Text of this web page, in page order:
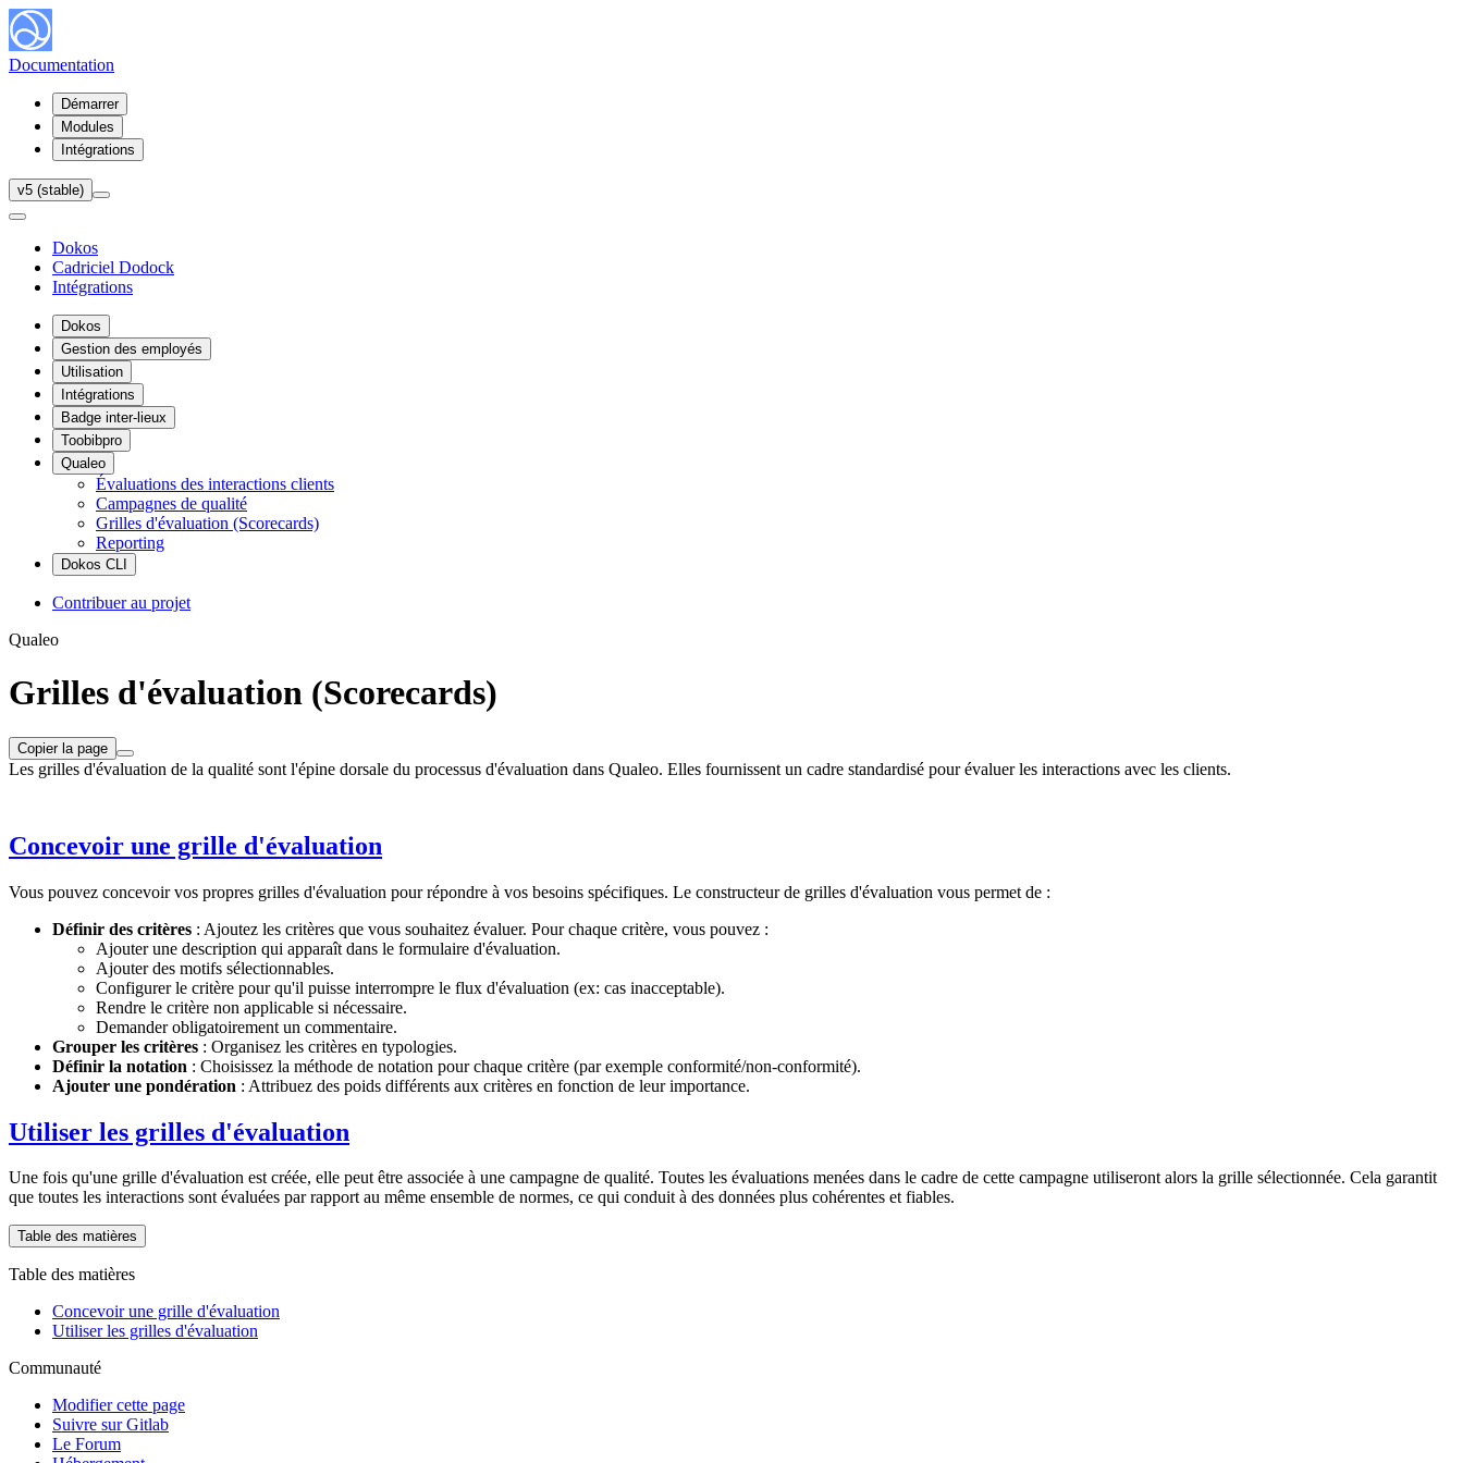
Documentation
Démarrer
Modules
Intégrations
v5 (stable)
Dokos
Cadriciel Dodock
Intégrations
Dokos
Gestion des employés
Utilisation
Intégrations
Badge inter-lieux
Toobibpro
Qualeo
Évaluations des interactions clients
Campagnes de qualité
Grilles d'évaluation (Scorecards)
Reporting
Dokos CLI
Contribuer au projet
Qualeo
Grilles d'évaluation (Scorecards)
Copier la page
Les grilles d'évaluation de la qualité sont l'épine dorsale du processus d'évaluation dans Qualeo. Elles fournissent un cadre standardisé pour évaluer les interactions avec les clients.
Concevoir une grille d'évaluation
Vous pouvez concevoir vos propres grilles d'évaluation pour répondre à vos besoins spécifiques. Le constructeur de grilles d'évaluation vous permet de :
Définir des critères : Ajoutez les critères que vous souhaitez évaluer. Pour chaque critère, vous pouvez :
Ajouter une description qui apparaît dans le formulaire d'évaluation.
Ajouter des motifs sélectionnables.
Configurer le critère pour qu'il puisse interrompre le flux d'évaluation (ex: cas inacceptable).
Rendre le critère non applicable si nécessaire.
Demander obligatoirement un commentaire.
Grouper les critères : Organisez les critères en typologies.
Définir la notation : Choisissez la méthode de notation pour chaque critère (par exemple conformité/non-conformité).
Ajouter une pondération : Attribuez des poids différents aux critères en fonction de leur importance.
Utiliser les grilles d'évaluation
Une fois qu'une grille d'évaluation est créée, elle peut être associée à une campagne de qualité. Toutes les évaluations menées dans le cadre de cette campagne utiliseront alors la grille sélectionnée. Cela garantit
que toutes les interactions sont évaluées par rapport au même ensemble de normes, ce qui conduit à des données plus cohérentes et fiables.
Table des matières
Table des matières
Concevoir une grille d'évaluation
Utiliser les grilles d'évaluation
Communauté
Modifier cette page
Suivre sur Gitlab
Le Forum